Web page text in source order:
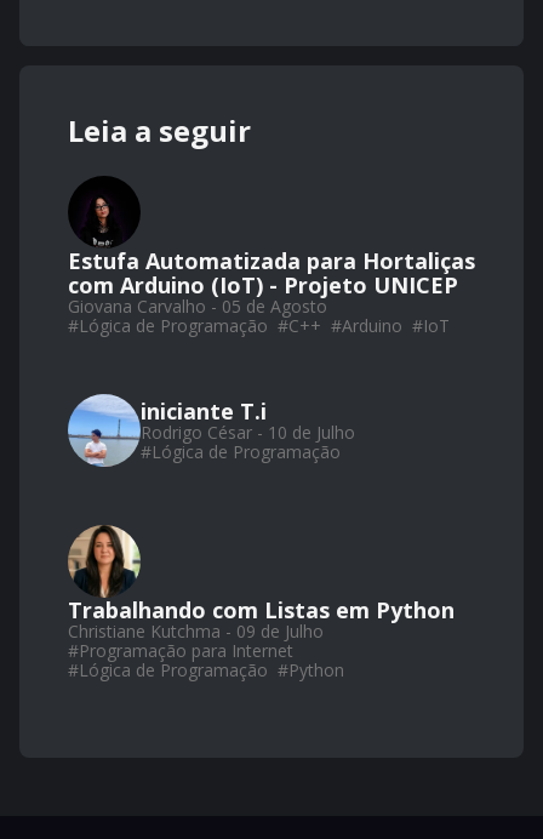
Leia a seguir
Estufa Automatizada para Hortaliças
com Arduino (IoT) - Projeto UNICEP
Giovana Carvalho - 05 de Agosto
#Lógica de Programação #C++ #Arduino #IoT
iniciante T.i
Rodrigo César - 10 de Julho
#Lógica de Programação
Trabalhando com Listas em Python
Christiane Kutchma - 09 de Julho
#Programação para Internet
#Lógica de Programação #Python